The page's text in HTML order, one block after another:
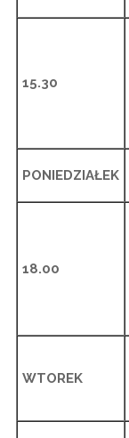
15.30
PONIEDZIAŁEK
18.00
WTOREK